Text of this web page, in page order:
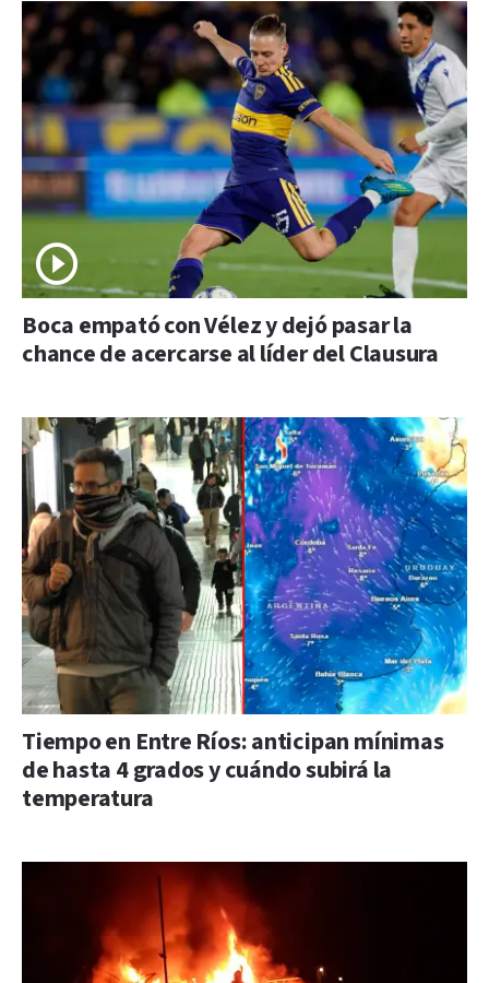
Boca empató con Vélez y dejó pasar la
chance de acercarse al líder del Clausura
Tiempo en Entre Ríos: anticipan mínimas
de hasta 4 grados y cuándo subirá la
temperatura